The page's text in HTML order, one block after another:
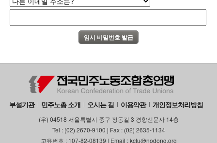
부설기관 민주노총 소개 오시는 길 이용약관 개인정보처리방침
(우) 04518 서울특별시 중구 정동길 3 경향신문사 14층
Tel : (02) 2670-9100 | Fax : (02) 2635-1134
고유번호 : 107-82-08139 | Email : kctu@nodong.org